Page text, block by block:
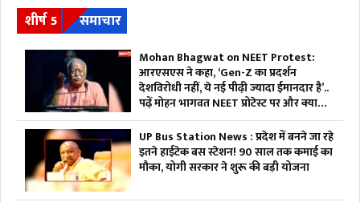
शीर्ष 5 समाचार
Mohan Bhagwat on NEET Protest:
आरएसएस ने कहा, ‘Gen-Z का प्रदर्शन
देशविरोधी नहीं, ये नई पीढ़ी ज्यादा ईमानदार है’..
पढ़ें मोहन भागवत NEET प्रोटेस्ट पर और क्या
कहा
UP Bus Station News : प्रदेश में बनने जा रहे
इतने हाईटेक बस स्टेशन! 90 साल तक कमाई का
मौका, योगी सरकार ने शुरू की बड़ी योजना